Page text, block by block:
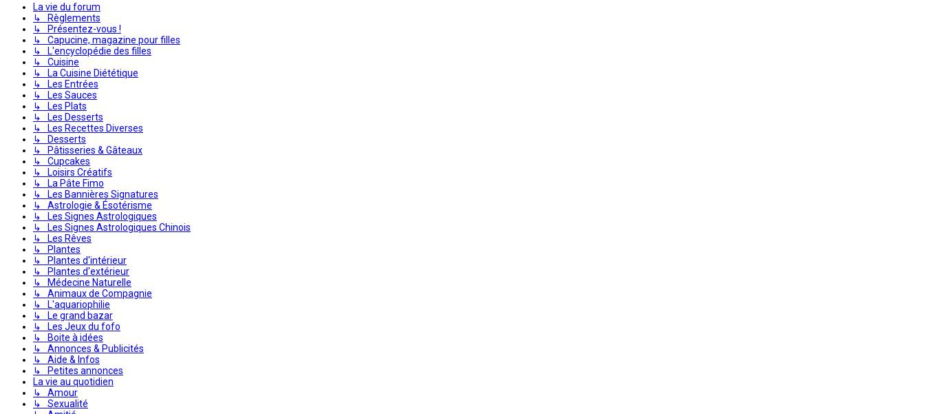
La vie du forum
↳ Règlements
↳ Présentez-vous !
↳ Capucine, magazine pour filles
↳ L'encyclopédie des filles
↳ Cuisine
↳ La Cuisine Diététique
↳ Les Entrées
↳ Les Sauces
↳ Les Plats
↳ Les Desserts
↳ Les Recettes Diverses
↳ Desserts
↳ Pâtisseries & Gâteaux
↳ Cupcakes
↳ Loisirs Créatifs
↳ La Pâte Fimo
↳ Les Bannières Signatures
↳ Astrologie & Ésotérisme
↳ Les Signes Astrologiques
↳ Les Signes Astrologiques Chinois
↳ Les Rêves
↳ Plantes
↳ Plantes d'intérieur
↳ Plantes d'extérieur
↳ Médecine Naturelle
↳ Animaux de Compagnie
↳ L'aquariophilie
↳ Le grand bazar
↳ Les Jeux du fofo
↳ Boite à idées
↳ Annonces & Publicités
↳ Aide & Infos
↳ Petites annonces
La vie au quotidien
↳ Amour
↳ Sexualité